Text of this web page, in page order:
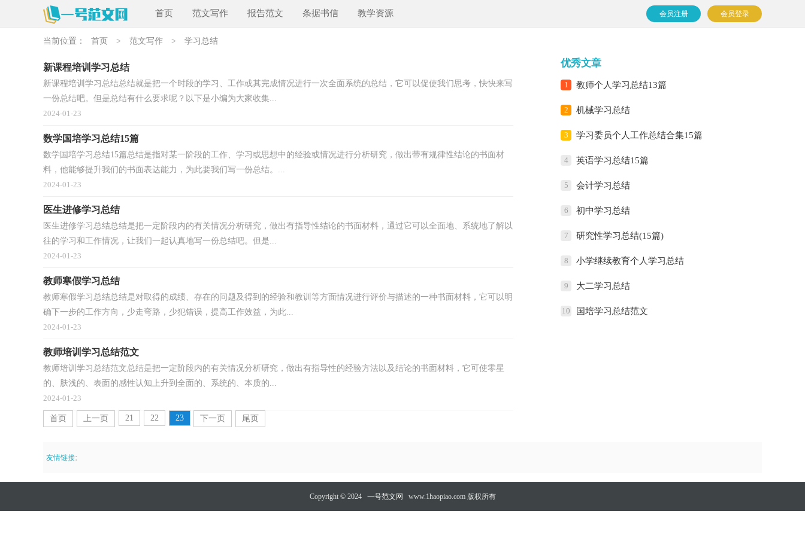
首页 范文写作 报告范文 条据书信 教学资源 会员登录
会员注册
当前位置： 首页 > 范文写作 > 学习总结
新课程培训学习总结
新课程培训学习总结总结就是把一个时段的学习、工作或其完成情况进行一次全面系统的总结，它可以促使我们思考，快快来写
一份总结吧。但是总结有什么要求呢？以下是小编为大家收集...
2024-01-23
数学国培学习总结15篇
数学国培学习总结15篇总结是指对某一阶段的工作、学习或思想中的经验或情况进行分析研究，做出带有规律性结论的书面材
料，他能够提升我们的书面表达能力，为此要我们写一份总结。...
2024-01-23
医生进修学习总结
医生进修学习总结总结是把一定阶段内的有关情况分析研究，做出有指导性结论的书面材料，通过它可以全面地、系统地了解以
往的学习和工作情况，让我们一起认真地写一份总结吧。但是...
2024-01-23
教师寒假学习总结
教师寒假学习总结总结是对取得的成绩、存在的问题及得到的经验和教训等方面情况进行评价与描述的一种书面材料，它可以明
确下一步的工作方向，少走弯路，少犯错误，提高工作效益，为此...
2024-01-23
教师培训学习总结范文
教师培训学习总结范文总结是把一定阶段内的有关情况分析研究，做出有指导性的经验方法以及结论的书面材料，它可使零星
的、肤浅的、表面的感性认知上升到全面的、系统的、本质的...
2024-01-23
首页 上一页 21 22 23 下一页 尾页
优秀文章
1 教师个人学习总结13篇
2 机械学习总结
3 学习委员个人工作总结合集15篇
4 英语学习总结15篇
5 会计学习总结
6 初中学习总结
7 研究性学习总结(15篇)
8 小学继续教育个人学习总结
9 大二学习总结
10 国培学习总结范文
友情链接:
Copyright © 2024 一号范文网 www.1haopiao.com 版权所有